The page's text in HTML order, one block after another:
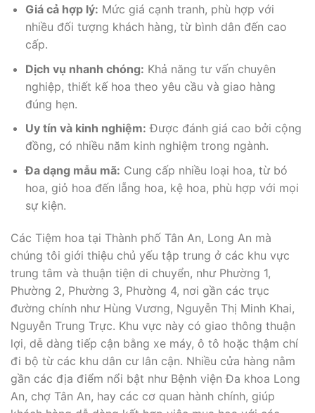
Giá cả hợp lý: Mức giá cạnh tranh, phù hợp với
nhiều đối tượng khách hàng, từ bình dân đến cao
cấp.
Dịch vụ nhanh chóng: Khả năng tư vấn chuyên
nghiệp, thiết kế hoa theo yêu cầu và giao hàng
đúng hẹn.
Uy tín và kinh nghiệm: Được đánh giá cao bởi cộng
đồng, có nhiều năm kinh nghiệm trong ngành.
Đa dạng mẫu mã: Cung cấp nhiều loại hoa, từ bó
hoa, giỏ hoa đến lẵng hoa, kệ hoa, phù hợp với mọi
sự kiện.
Các Tiệm hoa tại Thành phố Tân An, Long An mà
chúng tôi giới thiệu chủ yếu tập trung ở các khu vực
trung tâm và thuận tiện di chuyển, như Phường 1,
Phường 2, Phường 3, Phường 4, nơi gần các trục
đường chính như Hùng Vương, Nguyễn Thị Minh Khai,
Nguyễn Trung Trực. Khu vực này có giao thông thuận
lợi, dễ dàng tiếp cận bằng xe máy, ô tô hoặc thậm chí
đi bộ từ các khu dân cư lân cận. Nhiều cửa hàng nằm
gần các địa điểm nổi bật như Bệnh viện Đa khoa Long
An, chợ Tân An, hay các cơ quan hành chính, giúp